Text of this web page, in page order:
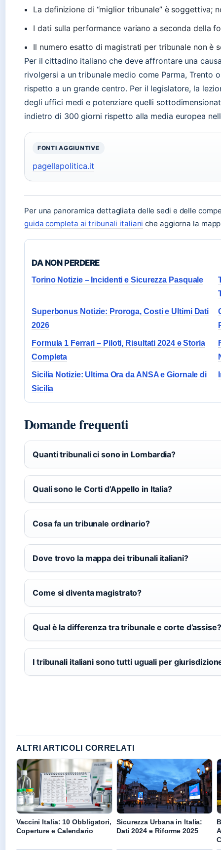
La definizione di “miglior tribunale” è soggettiva;
I dati sulla performance variano a seconda della
Il numero esatto di magistrati per tribunale non è
Per il cittadino italiano che deve affrontare una
rivolgersi a un tribunale medio come Parma, Trento
rispetto a un grande centro. Per il legislatore, la
degli uffici medi e potenziare quelli
indietro di 300 giorni rispetto alla media europea
FONTI AGGIUNTIVE
pagellapolitica.it
Per una panoramica dettagliata delle sedi e delle
guida completa ai tribunali italiani che aggiorna la
DA NON PERDERE
Torino Notizie – Incidenti e Sicurezza Pasquale
Superbonus Notizie: Proroga, Costi e Ultimi Dati
2026
Formula 1 Ferrari – Piloti, Risultati 2024 e Storia
Completa
Sicilia Notizie: Ultima Ora da ANSA e Giornale di
Sicilia
Domande frequenti
Quanti tribunali ci sono in Lombardia?
Quali sono le Corti d’Appello in Italia?
Cosa fa un tribunale ordinario?
Dove trovo la mappa dei tribunali italiani?
Come si diventa magistrato?
Qual è la differenza tra tribunale e corte d’assise?
I tribunali italiani sono tutti uguali per
ALTRI ARTICOLI CORRELATI
Vaccini Italia: 10 Obbligatori,
Coperture e Calendario
Sicurezza Urbana in Italia:
Dati 2024 e Riforme 2025